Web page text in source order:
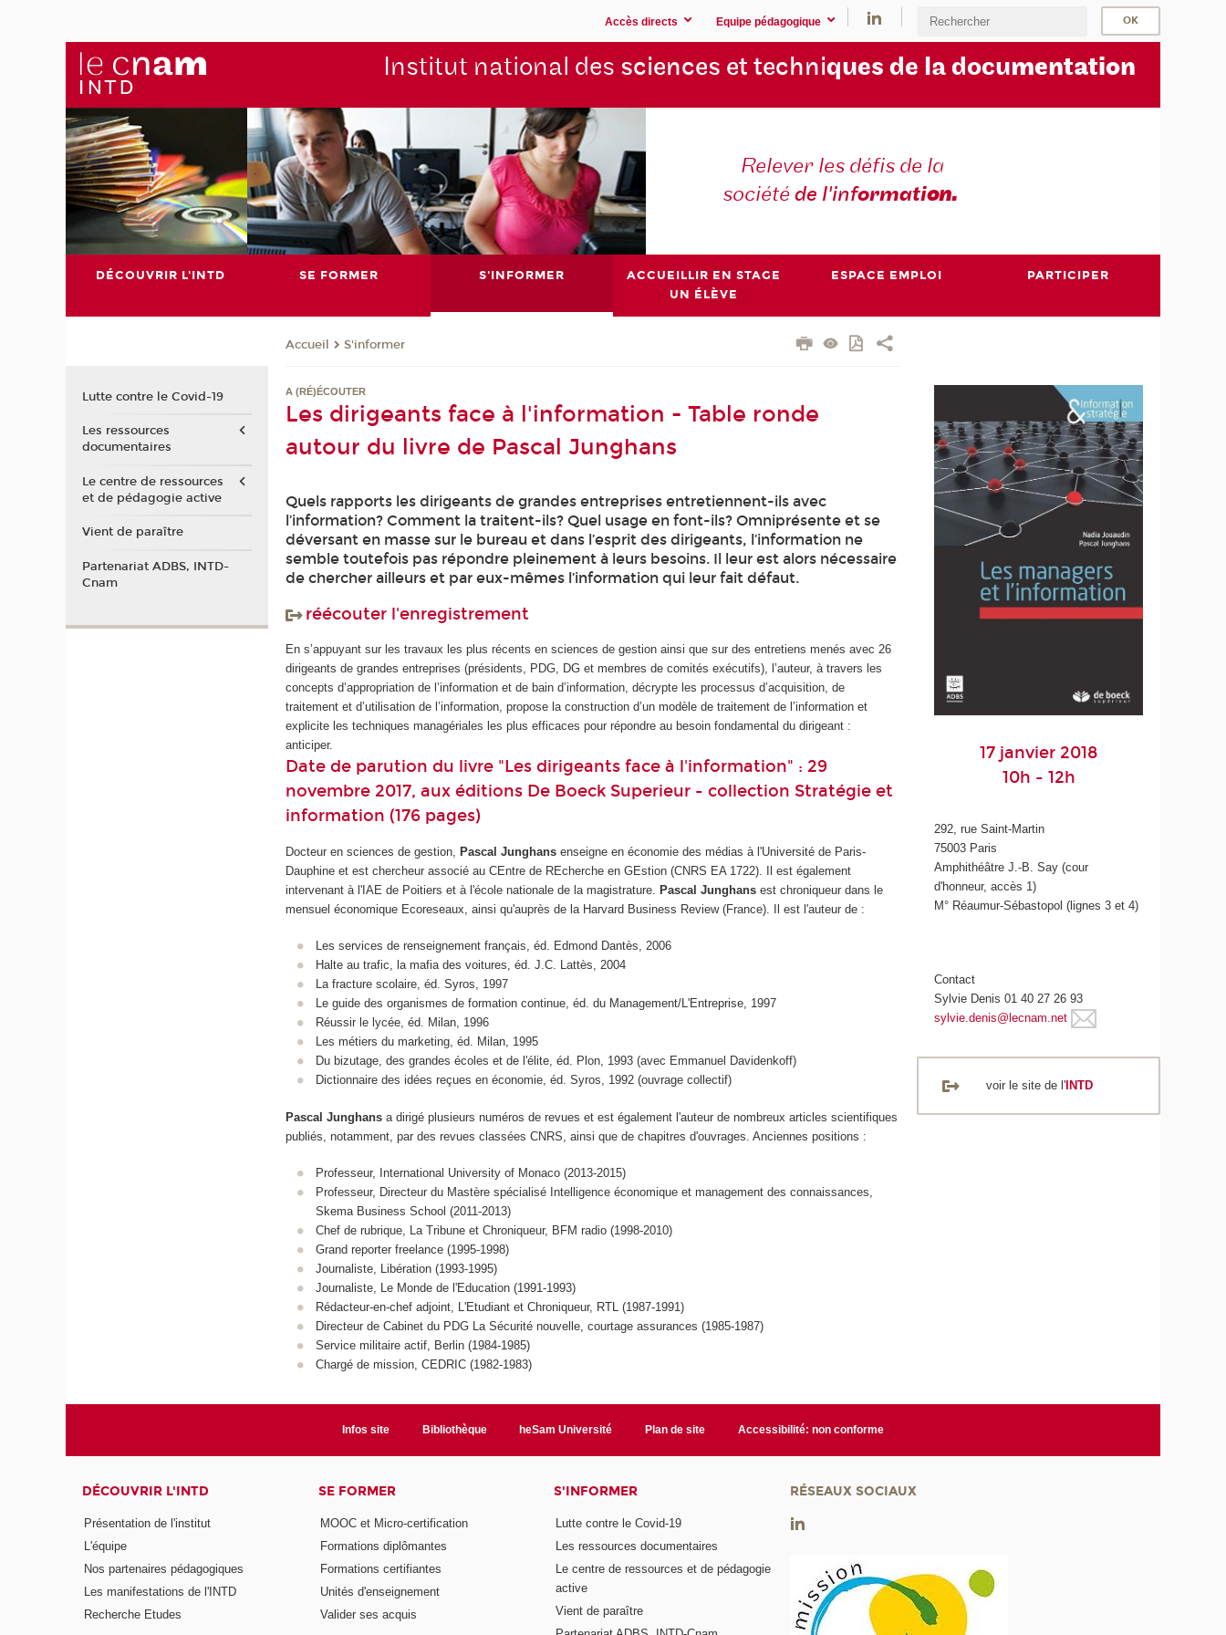
Accès directs Equipe pédagogique
Institut national des sciences et techniques de la documentation
Relever les défis de la
sociétéde l'information.
DÉCOUVRIR L'INTD SE FORMER S'INFORMER
ACCUEILLIR EN STAGE
UN ÉLÈVE
ESPACE EMPLOI PARTICIPER
Accueil S'informer
A (RÉ)ÉCOUTER
Les dirigeants face à l'information - Table ronde
autour du livre de Pascal Junghans
Quels rapports les dirigeants de grandes entreprises entretiennent-ils avec
l’information? Comment la traitent-ils? Quel usage en font-ils? Omniprésente et se
déversant en masse sur le bureau et dans l’esprit des dirigeants, l’information ne
semble toutefois pas répondre pleinement à leurs besoins. Il leur est alors nécessaire
de chercher ailleurs et par eux-mêmes l’information qui leur fait défaut.
réécouter l'enregistrement
En s’appuyant sur les travaux les plus récents en sciences de gestion ainsi que sur des entretiens menés avec 26
dirigeants de grandes entreprises (présidents, PDG, DG et membres de comités exécutifs), l’auteur, à travers les
concepts d’appropriation de l’information et de bain d’information, décrypte les processus d’acquisition, de
traitement et d’utilisation de l’information, propose la construction d’un modèle de traitement de l’information et
explicite les techniques managériales les plus efficaces pour répondre au besoin fondamental du dirigeant :
anticiper.
Date de parution du livre "Les dirigeants face à l'information" : 29
novembre 2017, aux éditions De Boeck Superieur - collection Stratégie et
information (176 pages)
Docteur en sciences de gestion,Pascal Junghans enseigne en économie des médias à l'Université de Paris-
Dauphine et est chercheur associé au CEntre de REcherche en GEstion (CNRS EA 1722). Il est également
intervenant à l'IAE de Poitiers et à l'école nationale de la magistrature.Pascal Junghansest chroniqueur dans le
mensuel économique Ecoreseaux, ainsi qu'auprès de la Harvard Business Review (France). Il est l'auteur de :
Les services de renseignement français, éd. Edmond Dantès, 2006
Halte au trafic, la mafia des voitures, éd. J.C. Lattès, 2004
La fracture scolaire, éd. Syros, 1997
Le guide des organismes de formation continue, éd. du Management/L'Entreprise, 1997
Réussir le lycée, éd. Milan, 1996
Les métiers du marketing, éd. Milan, 1995
Du bizutage, des grandes écoles et de l'élite, éd. Plon, 1993 (avec Emmanuel Davidenkoff)
Dictionnaire des idées reçues en économie, éd. Syros, 1992 (ouvrage collectif)
Pascal Junghans a dirigé plusieurs numéros de revues et est également l'auteur de nombreux articles scientifiques
publiés, notamment, par des revues classées CNRS, ainsi que de chapitres d'ouvrages. Anciennes positions :
Professeur, International University of Monaco (2013-2015)
Professeur, Directeur du Mastère spécialisé Intelligence économique et management des connaissances,
Skema Business School (2011-2013)
Chef de rubrique, La Tribune et Chroniqueur, BFM radio (1998-2010)
Grand reporter freelance (1995-1998)
Journaliste, Libération (1993-1995)
Journaliste, Le Monde de l'Education (1991-1993)
Rédacteur-en-chef adjoint, L'Etudiant et Chroniqueur, RTL (1987-1991)
Directeur de Cabinet du PDG La Sécurité nouvelle, courtage assurances (1985-1987)
Service militaire actif, Berlin (1984-1985)
Chargé de mission, CEDRIC (1982-1983)
17 janvier 2018
10h - 12h
292, rue Saint-Martin
75003 Paris
Amphithéâtre J.-B. Say (cour
d'honneur, accès 1)
M° Réaumur-Sébastopol (lignes 3 et 4)
Contact
Sylvie Denis 01 40 27 26 93
sylvie.denis@lecnam.net
voir le site de l'INTD
Lutte contre le Covid-19
Les ressources
documentaires
Le centre de ressources
et de pédagogie active
Vient de paraître
Partenariat ADBS, INTD-
Cnam
Infos site Bibliothèque heSam Université Plan de site Accessibilité: non conforme
DÉCOUVRIR L'INTD
Présentation de l'institut
L'équipe
Nos partenaires pédagogiques
Les manifestations de l'INTD
Recherche Etudes
SE FORMER
MOOC et Micro-certification
Formations diplômantes
Formations certifiantes
Unités d'enseignement
Valider ses acquis
S'INFORMER
Lutte contre le Covid-19
Les ressources documentaires
Le centre de ressources et de pédagogie
active
Vient de paraître
RÉSEAUX SOCIAUX